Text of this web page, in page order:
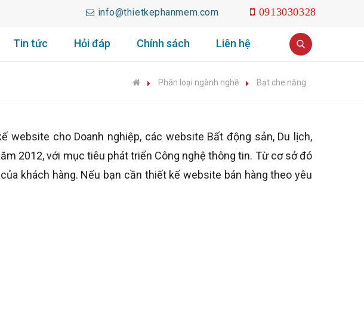
info@thietkephanmem.com 0913030328
Tin tức Hỏi đáp Chính sách Liên hệ
Phân loại ngành nghề Bạt che nắng
website cho Doanh nghiệp, các website Bất động sản, Du lịch,
2012, với mục tiêu phát triển Công nghệ thông tin. Từ cơ sở đó
khách hàng. Nếu bạn cần thiết kế website bán hàng theo yêu